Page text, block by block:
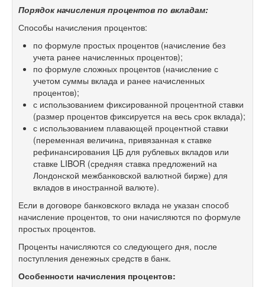
Порядок начисления процентов по вкладам:
Способы начисления процентов:
по формуле простых процентов (начисление без
учета ранее начисленных процентов);
по формуле сложных процентов (начисление с
учетом суммы вклада и ранее начисленных
процентов);
с использованием фиксированной процентной ставки
(размер процентов фиксируется на весь срок вклада);
с использованием плавающей процентной ставки
(переменная величина, привязанная к ставке
рефинансирования ЦБ для рублевых вкладов или
ставке LIBOR (средняя ставка предложений на
Лондонской межбанковской валютной бирже) для
вкладов в иностранной валюте).
Если в договоре банковского вклада не указан способ
начисление процентов, то они начисляются по формуле
простых процентов.
Проценты начисляются со следующего дня, после
поступления денежных средств в банк.
Особенности начисления процентов: